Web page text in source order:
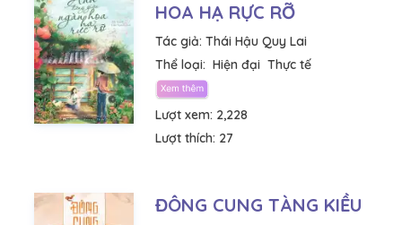
HOA HẠ RỰC RỠ
Tác giả: Thái Hậu Quy Lai
Thể loại: Hiện đại Thực tế
Lượt xem: 2,228
Lượt thích: 27
ĐÔNG CUNG TÀNG KIỀU